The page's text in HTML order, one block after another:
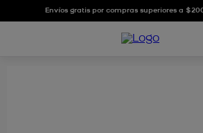
Envíos gratis por compras superiores a